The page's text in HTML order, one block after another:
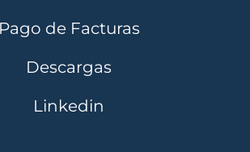
Pago de Facturas
Descargas
Linkedin